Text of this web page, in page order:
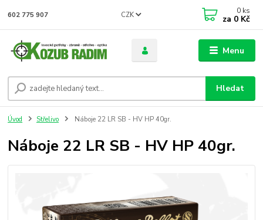
Menu
CZK
Hledat
602 775 907 0 ks
za 0 Kč
Úvod Střelivo Náboje 22 LR SB - HV HP 40gr.
Náboje 22 LR SB - HV HP 40gr.